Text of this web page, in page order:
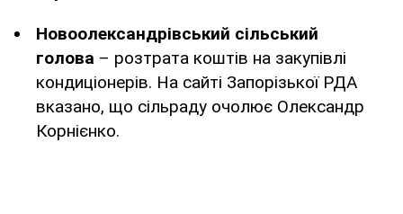
Новоолександрівський сільський
голова – розтрата коштів на закупівлі
кондиціонерів. На сайті Запорізької РДА
вказано, що сільраду очолює Олександр
Корнієнко.